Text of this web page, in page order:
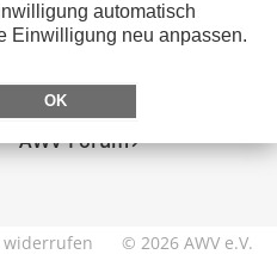
DIREKT ZU
FeRD
eXTra
AWV-Forum
widerrufen © 2026 AWV e.V.
automatisch
Einwilligung neu anpassen.
OK